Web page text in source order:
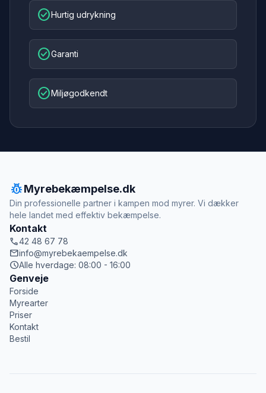
check_circleHurtig udrykning
check_circleGaranti
check_circleMiljøgodkendt
pest_controlMyrebekæmpelse.dk
Din professionelle partner i kampen mod myrer. Vi dækker
hele landet med effektiv bekæmpelse.
Kontakt
call42 48 67 78
mailinfo@myrebekaempelse.dk
scheduleAlle hverdage: 08:00 - 16:00
Genveje
Forside
Myrearter
Priser
Kontakt
Bestil